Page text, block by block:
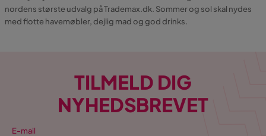
nordens største udvalg på Trademax.dk. Sommer og sol skal nydes
med flotte havemøbler, dejlig mad og god drinks.
TILMELD DIG
NYHEDSBREVET
E-mail